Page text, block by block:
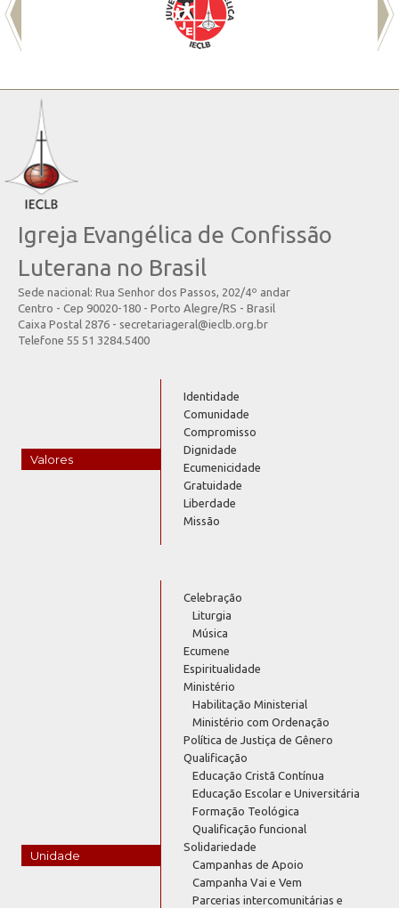
Igreja Evangélica de Confissão
Luterana no Brasil
Sede nacional: Rua Senhor dos Passos, 202/4º andar
Centro - Cep 90020-180 - Porto Alegre/RS - Brasil
Caixa Postal 2876 - secretariageral@ieclb.org.br
Telefone 55 51 3284.5400
Valores
Identidade
Comunidade
Compromisso
Dignidade
Ecumenicidade
Gratuidade
Liberdade
Missão
Unidade
Celebração
Liturgia
Música
Ecumene
Espiritualidade
Ministério
Habilitação Ministerial
Ministério com Ordenação
Política de Justiça de Gênero
Qualificação
Educação Cristã Contínua
Educação Escolar e Universitária
Formação Teológica
Qualificação funcional
Solidariedade
Campanhas de Apoio
Campanha Vai e Vem
Parcerias intercomunitárias e